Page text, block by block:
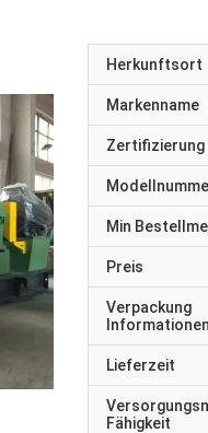
Herkunftsort
Markenname
Zertifizierung
Min
Preis
Verpackung
Informationen
Lieferzeit
Fähigkeit